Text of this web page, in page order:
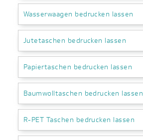
Wasserwaagen bedrucken lassen
Jutetaschen bedrucken lassen
Papiertaschen bedrucken lassen
Baumwolltaschen bedrucken lassen
R-PET Taschen bedrucken lassen